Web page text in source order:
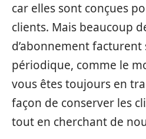
car elles sont conçues
clients. Mais beaucoup
d’abonnement facturent
périodique, comme le
vous êtes toujours en
façon de conserver les
tout en cherchant de